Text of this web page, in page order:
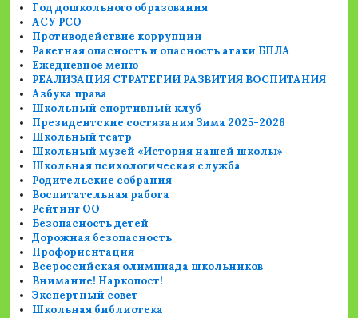
Год дошкольного образования
АСУ РСО
Противодействие коррупции
Ракетная опасность и опасность атаки БПЛА
Ежедневное меню
РЕАЛИЗАЦИЯ СТРАТЕГИИ РАЗВИТИЯ ВОСПИТАНИЯ
Азбука права
Школьный спортивный клуб
Президентские состязания Зима 2025-2026
Школьный театр
Школьный музей «История нашей школы»
Школьная психологическая служба
Родительские собрания
Воспитательная работа
Рейтинг ОО
Безопасность детей
Дорожная безопасность
Профориентация
Всероссийская олимпиада школьников
Внимание! Наркопост!
Экспертный совет
Школьная библиотека